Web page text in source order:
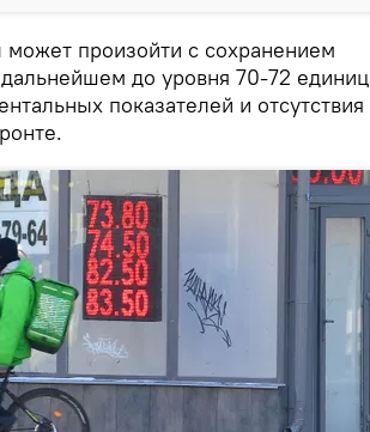
произойти с сохранением
до уровня 70-72 единиц
показателей и отсутствия